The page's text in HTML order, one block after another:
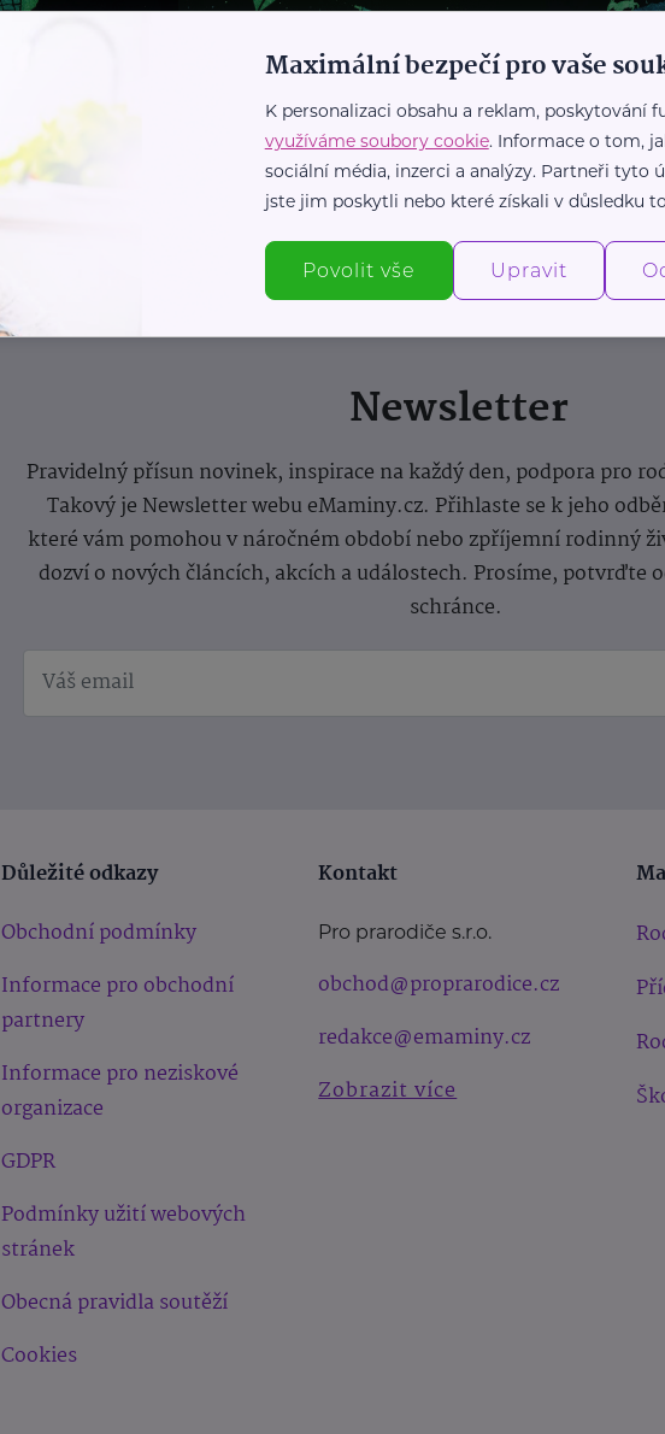
Newsletter
Pravidelný přísun novinek, inspirace na každý den, podpora pro
Takový je Newsletter webu eMaminy.cz. Přihlaste se k jeho
které vám pomohou v náročném období nebo zpříjemní rodinný
dozví o nových článcích, akcích a událostech. Prosíme, potvrďte
schránce.
Důležité odkazy
Obchodní podmínky
Informace pro obchodní
partnery
Informace pro neziskové
organizace
GDPR
Podmínky užití webových
stránek
Obecná pravidla soutěží
Cookies
Kontakt
Pro prarodiče s.r.o.
obchod@proprarodice.cz
redakce@emaminy.cz
Zobrazit více
Maximální bezpečí pro vaše
K personalizaci obsahu a reklam, poskytování
využíváme soubory cookie. Informace o tom,
sociální média, inzerci a analýzy. Partneři
jste jim poskytli nebo které získali v důsledku
Povolit vše Upravit